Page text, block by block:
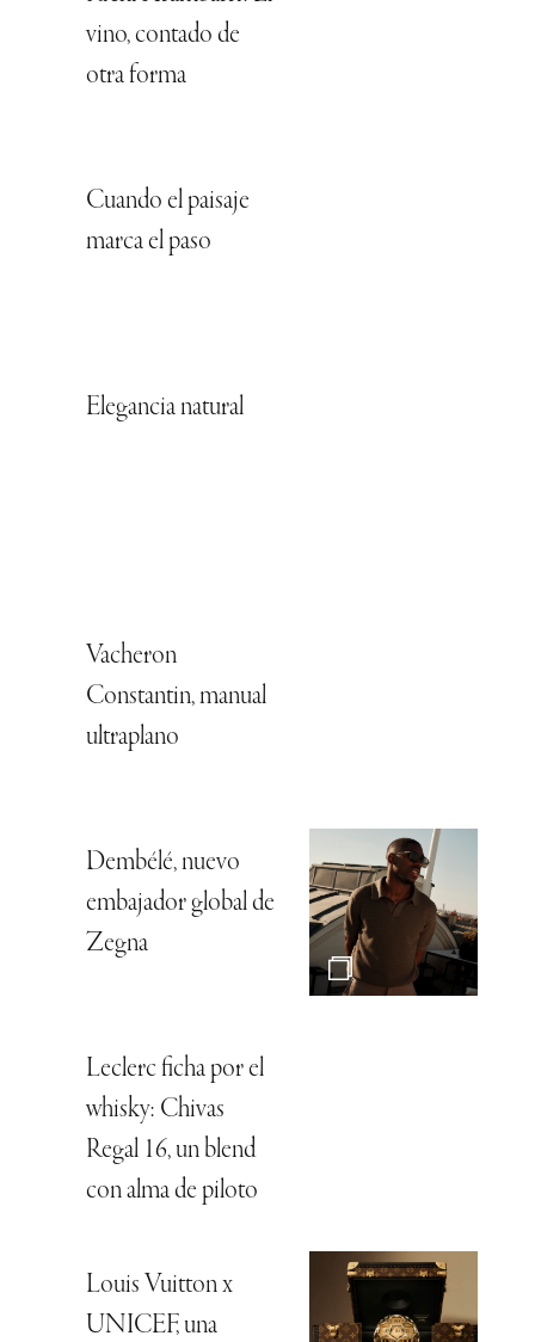
vino, contado de
otra forma
Cuando el paisaje
marca el paso
Elegancia natural
Vacheron
Constantin, manual
ultraplano
Dembélé, nuevo
embajador global de
Zegna
Leclerc ficha por el
whisky: Chivas
Regal 16, un blend
con alma de piloto
Louis Vuitton x
UNICEF, una